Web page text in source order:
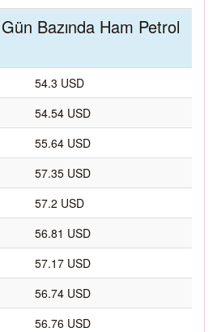
Bazında Ham Petrol
54.3 USD
54.54 USD
55.64 USD
57.35 USD
57.2 USD
56.81 USD
57.17 USD
56.74 USD
56.76 USD